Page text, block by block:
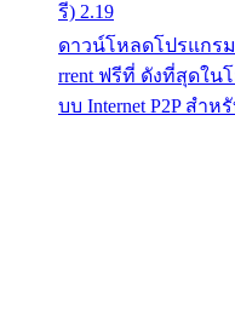
รี) 2.19
ดาวน์โหลดโปรแกร
rrent ฟรีที่ ดังที่สุดใ
บบ Internet P2P สำ